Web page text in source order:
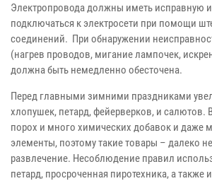
Электропровода должны иметь исправную
подключаться к электросети при помощи
соединений. При обнаружении
(нагрев проводов, мигание лампочек,
должна быть немедленно обесточена.
Перед главными зимними праздниками
хлопушек, петард, фейерверков, и салютов.
порох и много химических добавок и даже
элементы, поэтому такие товары – далеко
развлечение. Несоблюдение правил
петард, просроченная пиротехника, а также